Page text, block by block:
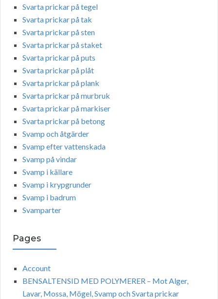
Svarta prickar på tegel
Svarta prickar på tak
Svarta prickar på sten
Svarta prickar på staket
Svarta prickar på puts
Svarta prickar på plåt
Svarta prickar på plank
Svarta prickar på murbruk
Svarta prickar på markiser
Svarta prickar på betong
Svamp och åtgärder
Svamp efter vattenskada
Svamp på vindar
Svamp i källare
Svamp i krypgrunder
Svamp i badrum
Svamparter
Pages
Account
BENSALTENSID MED POLYMERER – Mot Alger,
Lavar, Mossa, Mögel, Svamp och Svarta prickar